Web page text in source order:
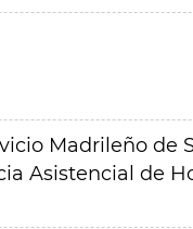
Madrileño de
Asistencial de